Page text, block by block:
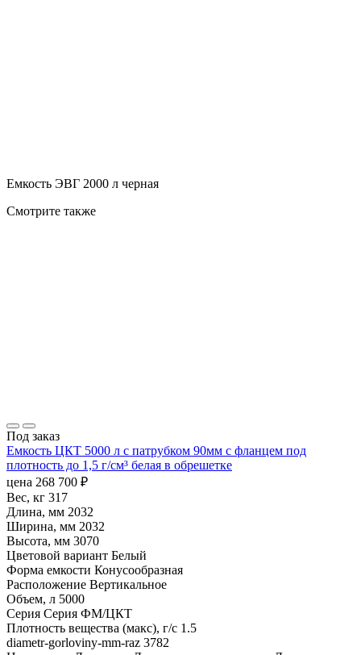
Емкость ЭВГ 2000 л черная
Смотрите также
Под заказ
Емкость ЦКТ 5000 л с патрубком 90мм с фланцем под
плотность до 1,5 г/см³ белая в обрешетке
цена 268 700 ₽
Вес, кг 317
Длина, мм 2032
Ширина, мм 2032
Высота, мм 3070
Цветовой вариант Белый
Форма емкости Конусообразная
Расположение Вертикальное
Объем, л 5000
Серия Серия ФМ/ЦКТ
Плотность вещества (макс), г/с 1.5
diametr-gorloviny-mm-raz 3782